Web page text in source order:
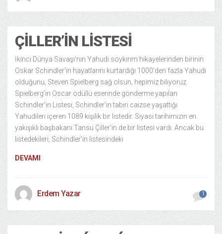
ÇILLER’IN LISTESI
İkinci Dünya Savaşı’nın Yahudi soykırım hikayelerinden birinin
Oskar Schindler’in hayatlarını kurtardığı 1000’den fazla Yahudi
olduğunu, Steven Spielberg sağ olsun, hepimiz biliyoruz.
Spielberg’in Oscar ödüllü eserinde gönderme yapılan
Schindler’in Listesi, Schindler’in tabiri caizse yaşattığı
Yahudileri içeren 1089 kişilik bir listedir. Siyasi tarihimizin en
yakışıklı başbakanı Tansu Çiller’in de bir listesi vardı. Ancak bu
listedekileri, Schindler’in listesindeki
DEVAMI
Erdem Yazar 1